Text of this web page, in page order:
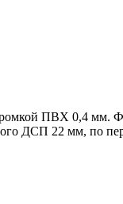
ПВХ 0,4 мм.
ДСП 22 мм, по